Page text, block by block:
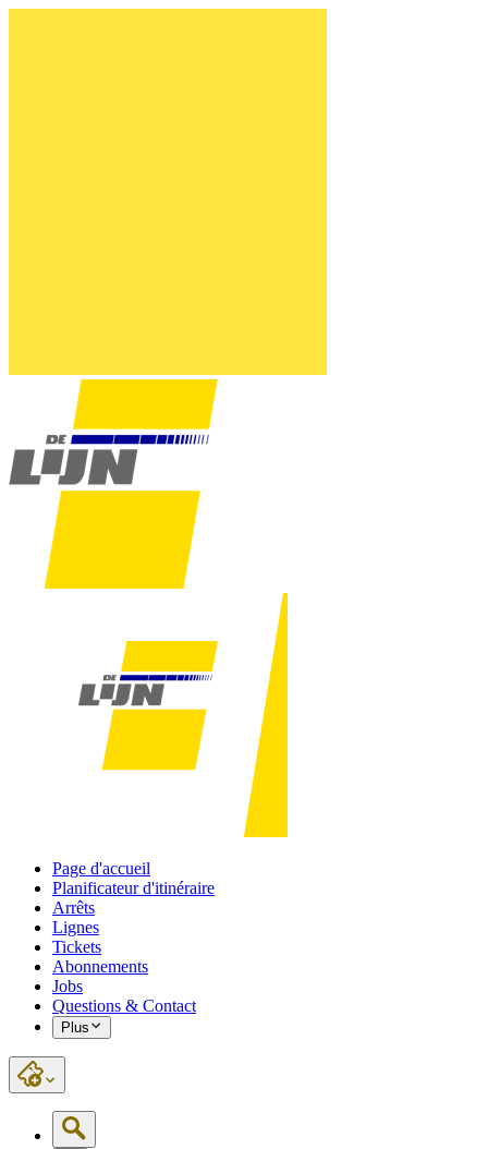
Page d'accueil
Planificateur d'itinéraire
Arrêts
Lignes
Tickets
Abonnements
Jobs
Questions & Contact
Plus